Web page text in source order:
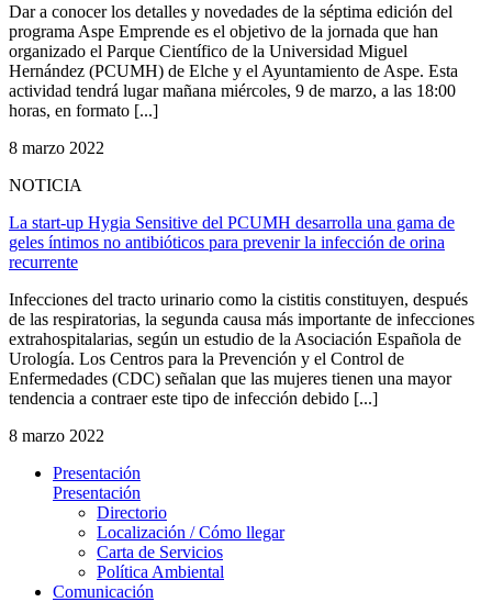
Dar a conocer los detalles y novedades de la séptima edición del
programa Aspe Emprende es el objetivo de la jornada que han
organizado el Parque Científico de la Universidad Miguel
Hernández (PCUMH) de Elche y el Ayuntamiento de Aspe. Esta
actividad tendrá lugar mañana miércoles, 9 de marzo, a las 18:00
horas, en formato [...]
8 marzo 2022
NOTICIA
La start-up Hygia Sensitive del PCUMH desarrolla una gama de
geles íntimos no antibióticos para prevenir la infección de orina
recurrente
Infecciones del tracto urinario como la cistitis constituyen, después
de las respiratorias, la segunda causa más importante de infecciones
extrahospitalarias, según un estudio de la Asociación Española de
Urología. Los Centros para la Prevención y el Control de
Enfermedades (CDC) señalan que las mujeres tienen una mayor
tendencia a contraer este tipo de infección debido [...]
8 marzo 2022
Presentación
Presentación
Directorio
Localización / Cómo llegar
Carta de Servicios
Política Ambiental
Comunicación